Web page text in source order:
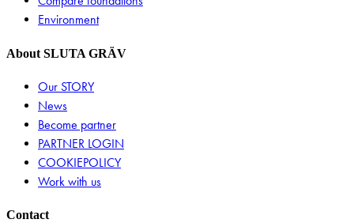
Environment
About SLUTA GRÄV
Our STORY
News
Become partner
PARTNER LOGIN
COOKIEPOLICY
Work with us
Contact